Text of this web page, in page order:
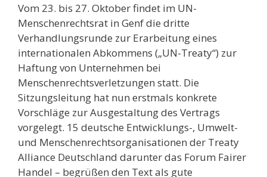
Vom 23. bis 27. Oktober findet im UN-
Menschenrechtsrat in Genf die dritte
Verhandlungsrunde zur Erarbeitung eines
internationalen Abkommens („UN-Treaty“) zur
Haftung von Unternehmen bei
Menschenrechtsverletzungen statt. Die
Sitzungsleitung hat nun erstmals konkrete
Vorschläge zur Ausgestaltung des Vertrags
vorgelegt. 15 deutsche Entwicklungs-, Umwelt-
und Menschenrechtsorganisationen der Treaty
Alliance Deutschland darunter das Forum Fairer
Handel – begrüßen den Text als gute